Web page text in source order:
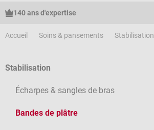
140 ans d'expertise
Accueil Soins & pansements Stabilisation
Stabilisation
Écharpes & sangles de bras
Bandes de plâtre